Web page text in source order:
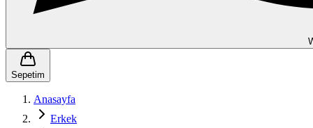
Sepetim
Anasayfa
Erkek